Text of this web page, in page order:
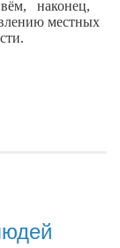
наконец,
местных